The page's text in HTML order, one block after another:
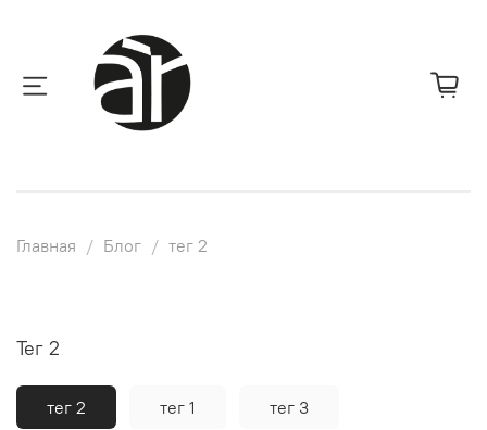
Главная Блог тег 2
тег 2
тег 2 тег 1 тег 3